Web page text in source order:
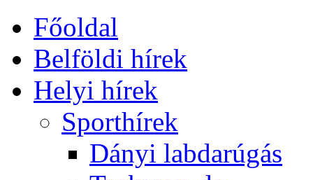
Főoldal
Belföldi hírek
Helyi hírek
Sporthírek
Dányi labdarúgás